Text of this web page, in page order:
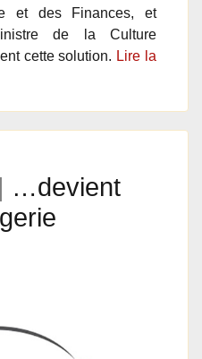
et des Finances, et
de la Culture
cette solution. Lire la
…devient